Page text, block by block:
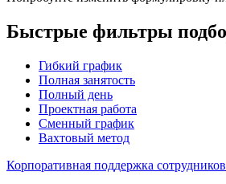
Быстрые фильтры
Гибкий график
Полная занятость
Полный день
Проектная работа
Сменный график
Вахтовый метод
Корпоративная поддержка сотрудников